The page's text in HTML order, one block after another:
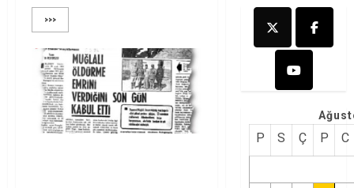
>>>
P S Ç P C